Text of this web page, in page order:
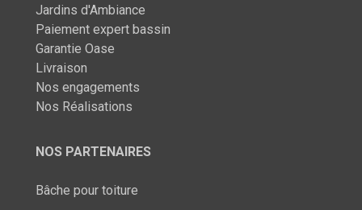
Jardins d'Ambiance
Paiement expert bassin
Garantie Oase
Livraison
Nos engagements
Nos Réalisations
NOS PARTENAIRES
Bâche pour toiture